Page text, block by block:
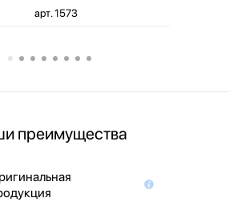
арт. 1573
преимущества